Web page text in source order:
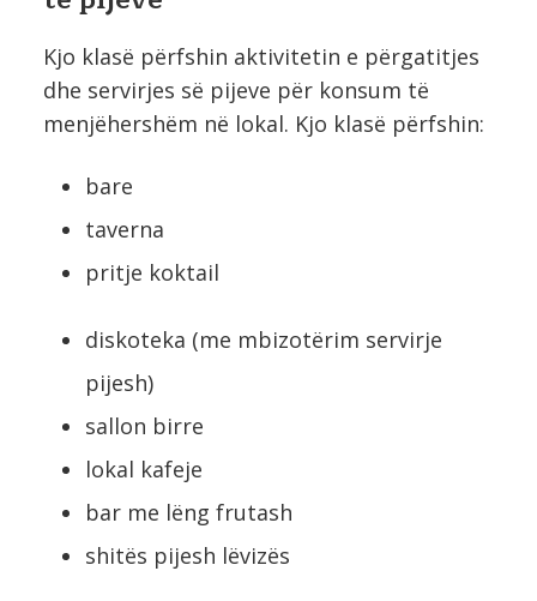
Kjo klasë përfshin aktivitetin e përgatitjes
dhe servirjes së pijeve për konsum të
menjëhershëm në lokal. Kjo klasë përfshin:
bare
taverna
pritje koktail
diskoteka (me mbizotërim servirje
pijesh)
sallon birre
lokal kafeje
bar me lëng frutash
shitës pijesh lëvizës